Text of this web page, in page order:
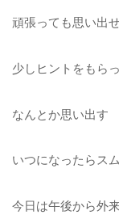
頑張っても思い出
少しヒントをもら
なんとか思い出す
いつになったらス
今日は午後から外